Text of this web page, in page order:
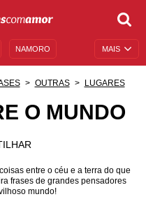
MAIS
NAMORO
OUTRAS LUGARES
O MUNDO
entre o céu e a terra do que
frases de grandes pensadores
mundo!